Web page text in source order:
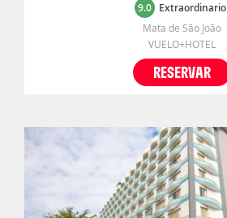
9.0 Extraordinario
Mata de São João
VUELO+HOTEL
RESERVAR